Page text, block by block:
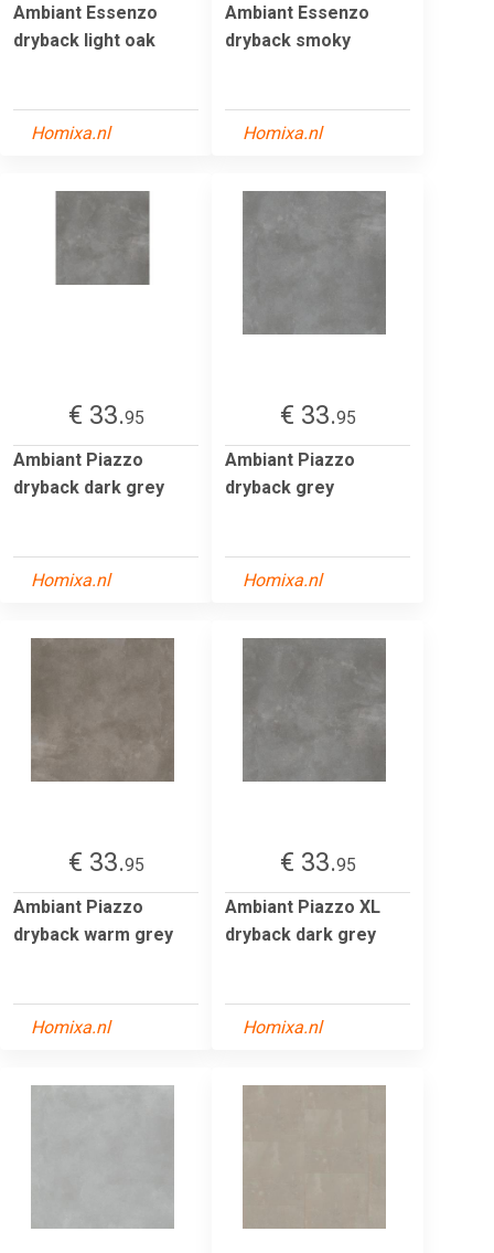
Ambiant Essenzo
dryback light oak
Homixa.nl
Ambiant Essenzo
dryback smoky
Homixa.nl
€ 33.95
Ambiant Piazzo
dryback dark grey
Homixa.nl
€ 33.95
Ambiant Piazzo
dryback grey
Homixa.nl
€ 33.95
Ambiant Piazzo
dryback warm grey
Homixa.nl
€ 33.95
Ambiant Piazzo XL
dryback dark grey
Homixa.nl